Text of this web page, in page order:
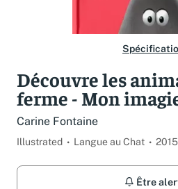
Découvre les
ferme - Mon
Carine Fontaine
Illustrated Langue au Chat 2015
Être